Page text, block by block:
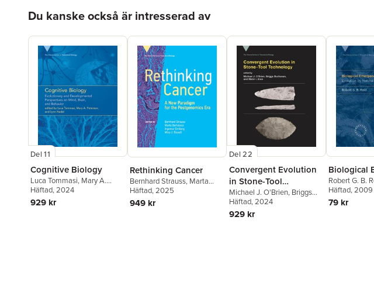
Du kanske också är intresserad av
Del 11
Cognitive Biology
Luca Tommasi, Mary A.
Peterson,Lynn Nadel
Häftad, 2024
929 kr
Rethinking Cancer
Bernhard Strauss, Marta
Bertolaso,Ingemar Ernberg
Mina J. Bissell
Häftad, 2025
949 kr
Del 22
Convergent Evolution
in Stone-Tool
Technology
Michael J. O'Brien, Briggs
Buchanan,Metin I. Eren
Häftad, 2024
929 kr
Biological
Robert G. B.
Häftad, 2009
79 kr